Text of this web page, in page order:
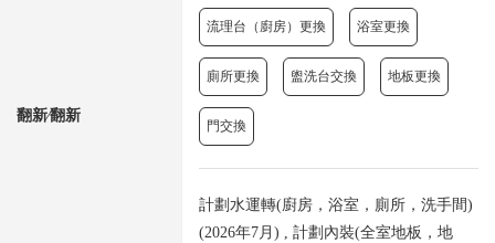
翻新⁄翻新
流理台（廚房）更換 浴室更換
廁所更換 盥洗台交換 地板更換
門交換
計劃水運轉(廚房，浴室，廁所，洗手間)
(2026年7月) , 計劃內裝(全室地板，地